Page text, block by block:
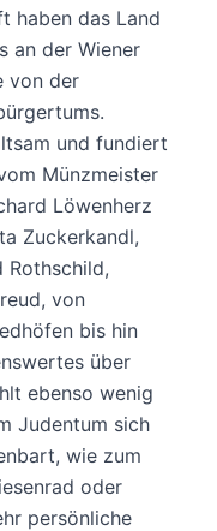
haben das Land
an der Wiener
von der
und fundiert
Münzmeister
Löwenherz
Zuckerkandl,
Rothschild,
von
bis hin
über
ebenso wenig
Judentum sich
wie zum
oder
persönliche